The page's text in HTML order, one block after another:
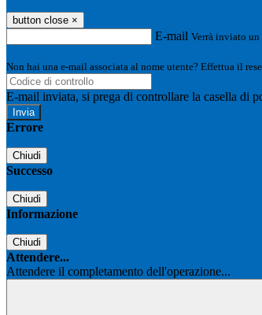
button close ×
E-mail Verrà inviato
Non hai una e-mail associata al nome utente? Effettua il
E-mail inviata, si prega di controllare la casella di
Errore
Chiudi
Successo
Chiudi
Informazione
Chiudi
Attendere...
Attendere il completamento dell'operazione...